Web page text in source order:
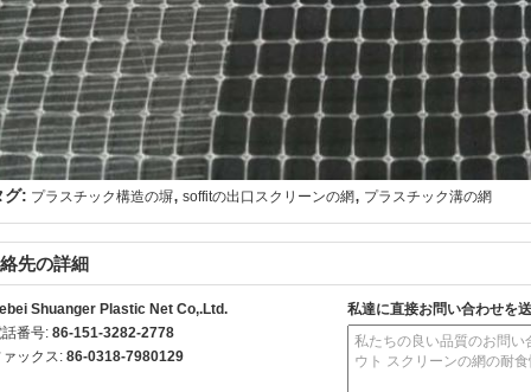
グ: プラスチック構造の塀, soffitの出口スクリーンの網, プラスチック溝の網
先の詳細
Shuanger Plastic Net Co,.Ltd.
番号: 86-151-3282-2778
ックス: 86-0318-7980129
私達に直接お問い合わせを